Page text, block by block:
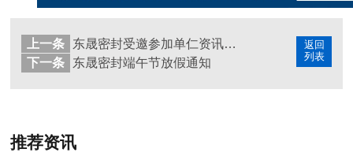
返回
列表
上一条
东晟密封受邀参加单仁资讯PSP项目
下一条
东晟密封端午节放假通知
推荐资讯